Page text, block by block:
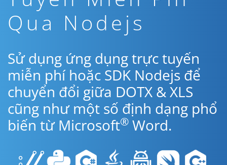
Qua Nodejs
Sử dụng ứng dụng trực tuyến
miễn phí hoặc SDK Nodejs để
chuyển đổi giữa DOTX & XLS
cũng như một số định dạng phổ
biến từ Microsoft® Word.